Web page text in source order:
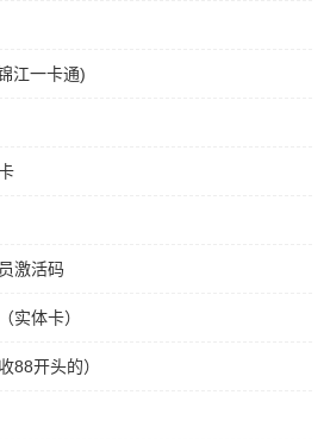
江一卡通)
激活码
实体卡）
88开头的）